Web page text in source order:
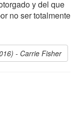
y del que
no ser totalmente
- Carrie Fisher